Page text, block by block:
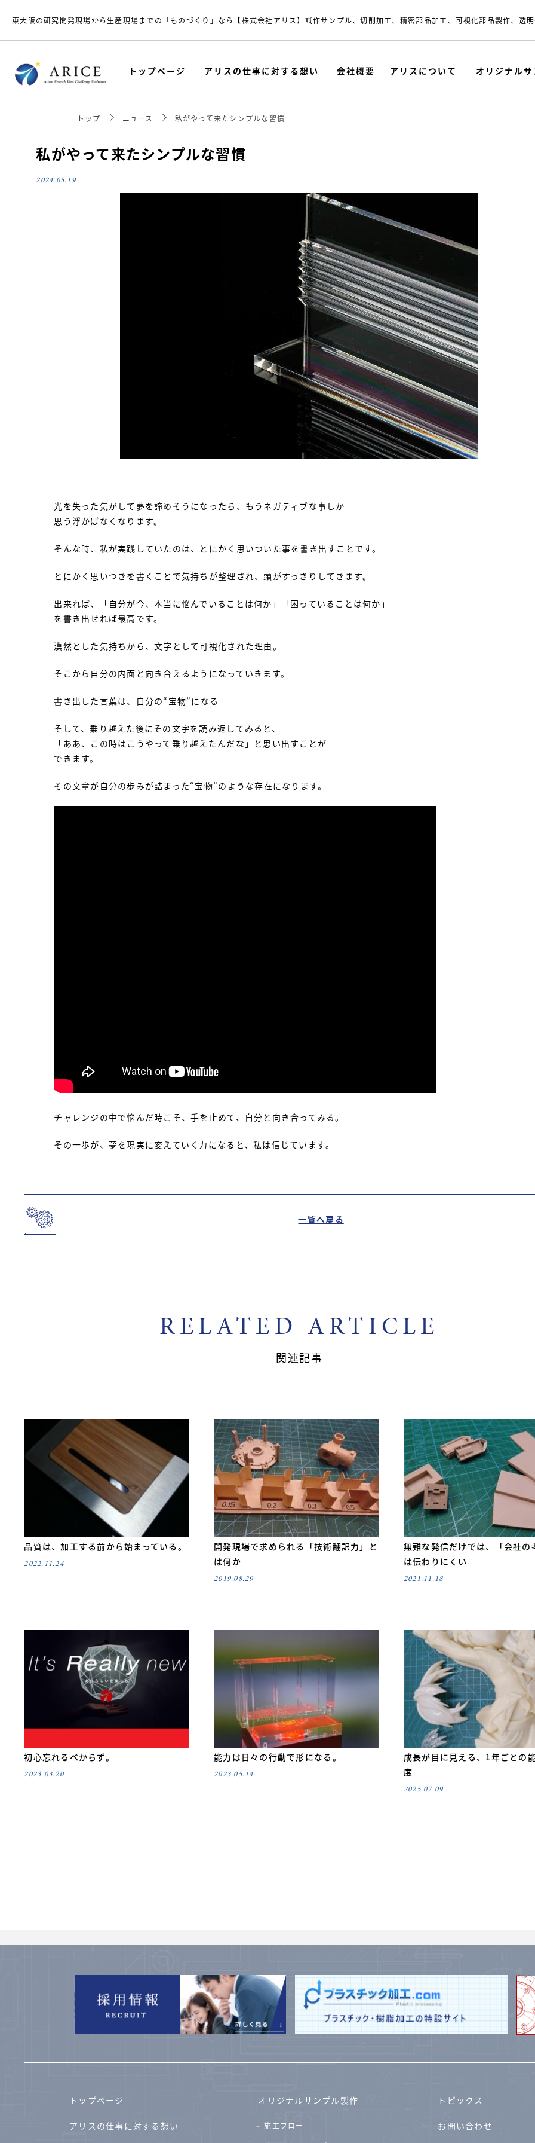
東大阪の研究開発現場から生産現場までの「ものづくり」なら【株式会社アリス】試作サンプル、切削加工、精密部品加工、可視化部品製作、透
トップページ アリスの仕事に対する想い 会社概要 アリスについて オリジナル
トップ ニュース 私がやって来たシンプルな習慣
私がやって来たシンプルな習慣
2024.05.19
光を失った気がして夢を諦めそうになったら、もうネガティブな事しか
思う浮かばなくなります。
そんな時、私が実践していたのは、とにかく思いついた事を書き出すことです。
とにかく思いつきを書くことで気持ちが整理され、頭がすっきりしてきます。
出来れば、「自分が今、本当に悩んでいることは何か」「困っていることは何か」
を書き出せれば最高です。
漠然とした気持ちから、文字として可視化された理由。
そこから自分の内面と向き合えるようになっていきます。
書き出した言葉は、自分の“宝物”になる
そして、乗り越えた後にその文字を読み返してみると、
「ああ、この時はこうやって乗り越えたんだな」と思い出すことが
できます。
その文章が自分の歩みが詰まった“宝物”のような存在になります。
チャレンジの中で悩んだ時こそ、手を止めて、自分と向き合ってみる。
その一歩が、夢を現実に変えていく力になると、私は信じています。
一覧へ戻る
RELATED ARTICLE
関連記事
品質は、加工する前から始まっている。
2022.11.24
開発現場で求められる「技術翻訳力」と
は何か
2019.08.29
無難な発信だけでは、「会社の
は伝わりにくい
2021.11.18
初心忘れるべからず。
2023.03.20
能力は日々の行動で形になる。
2023.05.14
成長が目に見える、1年ごとの
度
2025.07.09
トップページ
アリスの仕事に対する想い
オリジナルサンプル製作
施工フロー
トピックス
お問い合わせ